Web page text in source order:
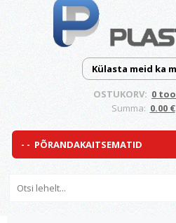
Külasta meid ka
OSTUKORV: 0
Summa: 0.00 €